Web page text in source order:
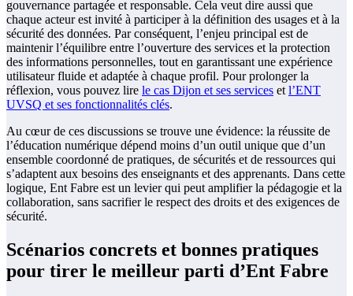
gouvernance partagée et responsable. Cela veut dire aussi que
chaque acteur est invité à participer à la définition des usages et à la
sécurité des données. Par conséquent, l’enjeu principal est de
maintenir l’équilibre entre l’ouverture des services et la protection
des informations personnelles, tout en garantissant une expérience
utilisateur fluide et adaptée à chaque profil. Pour prolonger la
réflexion, vous pouvez lire le cas Dijon et ses services et l’ENT
UVSQ et ses fonctionnalités clés.
Au cœur de ces discussions se trouve une évidence: la réussite de
l’éducation numérique dépend moins d’un outil unique que d’un
ensemble coordonné de pratiques, de sécurités et de ressources qui
s’adaptent aux besoins des enseignants et des apprenants. Dans cette
logique, Ent Fabre est un levier qui peut amplifier la pédagogie et la
collaboration, sans sacrifier le respect des droits et des exigences de
sécurité.
Scénarios concrets et bonnes pratiques
pour tirer le meilleur parti d’Ent Fabre